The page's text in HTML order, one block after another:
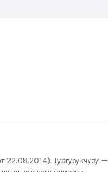
22.08.2014). Тургузукчузу —